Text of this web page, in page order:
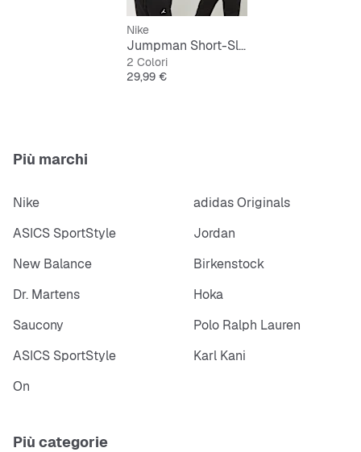
Nike
Jumpman Short-Sleeve T-Shirt
2 Colori
Prezzo
29,99 €
Più marchi
Nike
adidas Originals
ASICS SportStyle
Jordan
New Balance
Birkenstock
Dr. Martens
Hoka
Saucony
Polo Ralph Lauren
ASICS SportStyle
Karl Kani
On
Più categorie